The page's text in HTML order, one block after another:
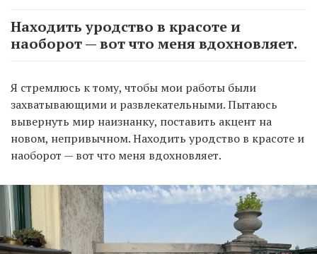
Находить уродство в красоте и
наоборот — вот что меня вдохновляет.
Я стремлюсь к тому, чтобы мои работы были
захватывающими и развлекательными. Пытаюсь
вывернуть мир наизнанку, поставить акцент на
новом, непривычном. Находить уродство в красоте и
наоборот — вот что меня вдохновляет.